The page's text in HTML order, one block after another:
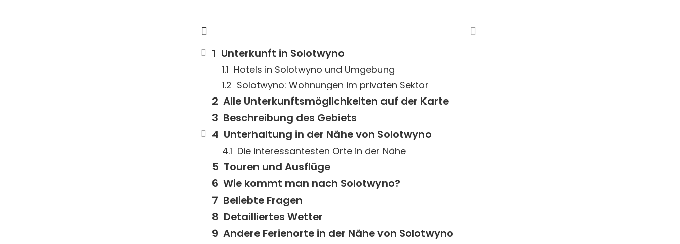
Unterkunft in Solotwyno
Hotels in Solotwyno und Umgebung
Solotwyno: Wohnungen im privaten Sektor
Alle Unterkunftsmöglichkeiten auf der Karte
Beschreibung des Gebiets
Unterhaltung in der Nähe von Solotwyno
Die interessantesten Orte in der Nähe
Touren und Ausflüge
Wie kommt man nach Solotwyno?
Beliebte Fragen
Detailliertes Wetter
Andere Ferienorte in der Nähe von Solotwyno